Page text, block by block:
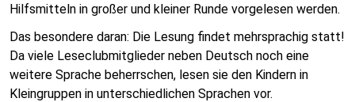
Hilfsmitteln in großer und kleiner Runde vorgelesen werden.
Das besondere daran: Die Lesung findet mehrsprachig statt!
Da viele Leseclubmitglieder neben Deutsch noch eine
weitere Sprache beherrschen, lesen sie den Kindern in
Kleingruppen in unterschiedlichen Sprachen vor.